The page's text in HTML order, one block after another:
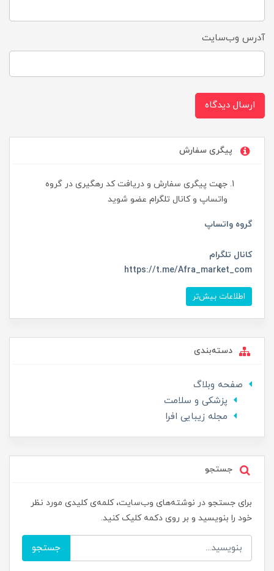
آدرس وب‌سایت
ارسال دیدگاه
پیگری سفارش
جهت پیگری سفارش و دریافت کد رهگیری در گروه
واتساپ و کانال تلگرام عضو شوید
گروه واتساپ
کانال تلگرام
https://t.me/Afra_market_com
اطلاعات بیش‌تر
دسته‌بندی
صفحه وبلاگ
پزشکی و سلامت
مجله زیبایی افرا
جستجو
برای جستجو در نوشته‌های وب‌سایت، کلمه‌ی کلیدی مورد نظر
خود را بنویسید و بر روی دکمه کلیک کنید.
جستجو